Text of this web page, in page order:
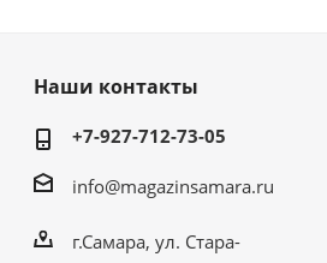
Наши контакты
+7-927-712-73-05
info@magazinsamara.ru
г.Самара, ул. Стара-